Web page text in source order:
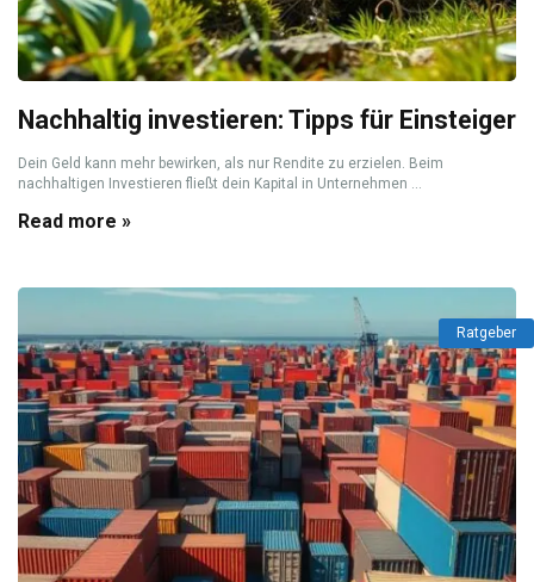
Nachhaltig investieren: Tipps für Einsteiger
Dein Geld kann mehr bewirken, als nur Rendite zu erzielen. Beim
nachhaltigen Investieren fließt dein Kapital in Unternehmen ...
Read more »
Ratgeber